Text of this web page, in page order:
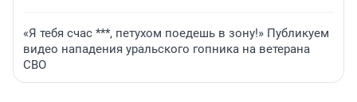
«Я тебя счас ***, петухом поедешь в зону!» Публикуем
видео нападения уральского гопника на ветерана
СВО